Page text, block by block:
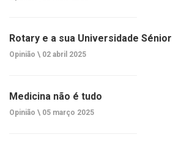
Rotary e a sua Universidade Sénior
Opinião \ 02 abril 2025
Medicina não é tudo
Opinião \ 05 março 2025